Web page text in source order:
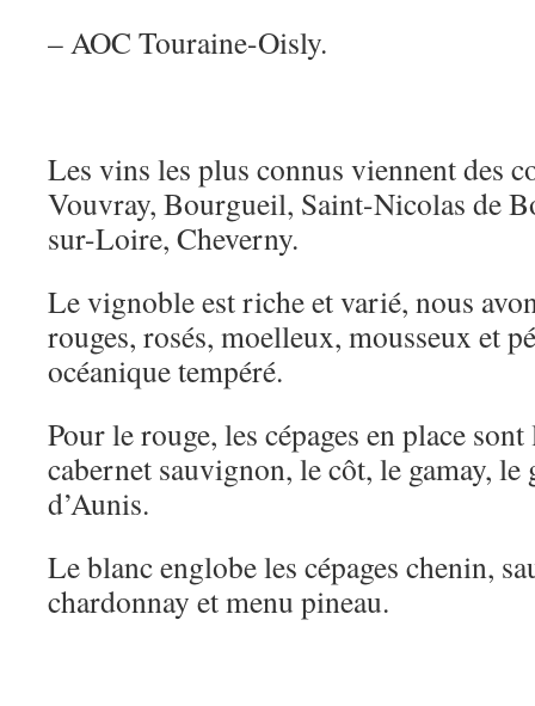
– AOC Touraine-Oisly.
Les vins les plus connus viennent des
Vouvray, Bourgueil, Saint-Nicolas de
sur-Loire, Cheverny.
Le vignoble est riche et varié, nous
rouges, rosés, moelleux, mousseux et
océanique tempéré.
Pour le rouge, les cépages en place
cabernet sauvignon, le côt, le gamay,
d’Aunis.
Le blanc englobe les cépages chenin,
chardonnay et menu pineau.